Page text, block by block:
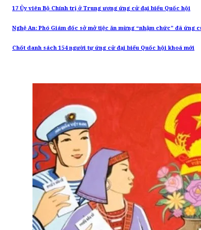
17 Ủy viên Bộ Chính trị ở Trung ương ứng cử đại biểu Quốc hội
Nghệ An: Phó Giám đốc sở mở tiệc ăn mừng “nhậm chức” đã ứng
Chốt danh sách 154 người tự ứng cử đại biểu Quốc hội khoá mới